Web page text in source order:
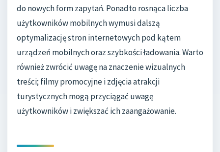
do nowych form zapytań. Ponadto rosnąca liczba
użytkowników mobilnych wymusi dalszą
optymalizację stron internetowych pod kątem
urządzeń mobilnych oraz szybkości ładowania. Warto
również zwrócić uwagę na znaczenie wizualnych
treści; filmy promocyjne i zdjęcia atrakcji
turystycznych mogą przyciągać uwagę
użytkowników i zwiększać ich zaangażowanie.